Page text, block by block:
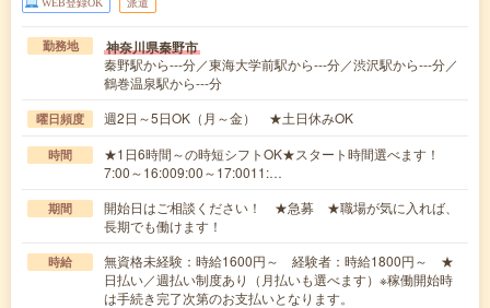
WEB登録OK 派遣
勤務地 神奈川県秦野市
秦野駅から---分／東海大学前駅から---分／渋沢駅から---分／
鶴巻温泉駅から---分
曜日頻度 週2日～5日OK（月～金） ★土日休みOK
時間
★1日6時間～の時短シフトOK★スタート時間選べます！
7:00～16:009:00～17:0011:…
期間
開始日はご相談ください！ ★急募 ★職場が気に入れば、
長期でも働けます！
時給
無資格未経験：時給1600円～ 経験者：時給1800円～ ★
日払い／週払い制度あり（月払いも選べます）※稼働開始時
は手続き完了次第のお支払いとなります。